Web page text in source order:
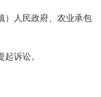
）人民政府、农业承包
诉讼。